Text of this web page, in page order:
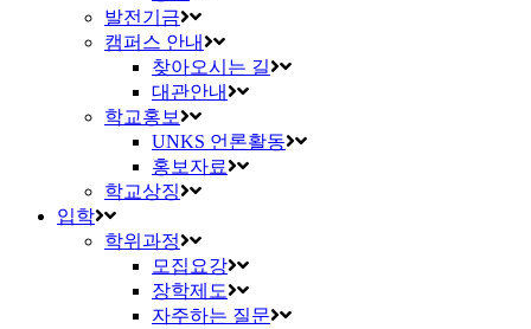
발전기금
캠퍼스 안내
찾아오시는 길
대관안내
학교홍보
UNKS 언론활동
홍보자료
학교상징
입학
학위과정
모집요강
장학제도
자주하는 질문